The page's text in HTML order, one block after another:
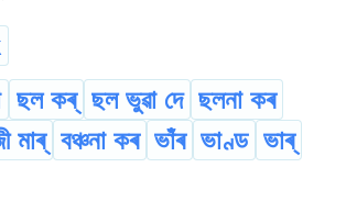
ছল কৰ্ ছল ভুৱা দে ছলনা কৰ
মাৰ্ বঞ্চনা কৰ ভাঁৰ ভাণ্ড ভাৰ্